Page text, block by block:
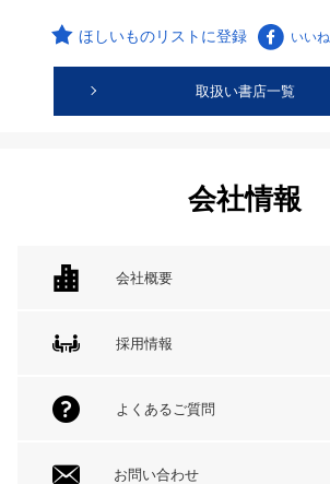
ほしいものリストに登録 いいね
取扱い書店一覧
会社情報
会社概要
採用情報
よくあるご質問
お問い合わせ